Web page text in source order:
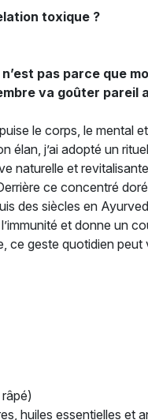
toxique ?
pas parce que
va goûter pareil
le corps, le mental
j’ai adopté un
naturelle et
ce concentré
des siècles en
et donne un
ce geste quotidien
huiles essentielles et